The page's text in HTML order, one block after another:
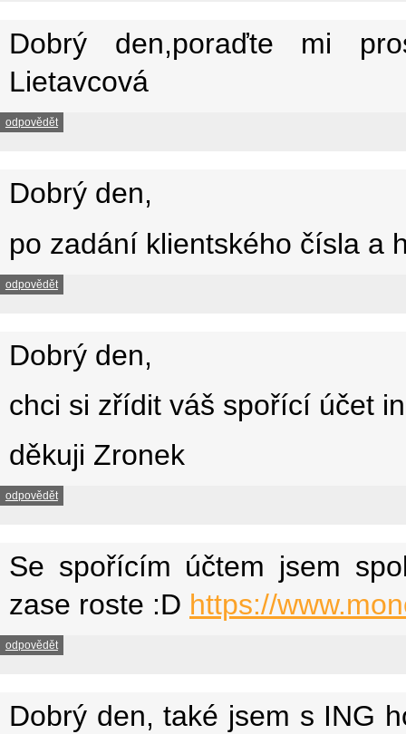
Dobrý den,poraďte mi
Lietavcová
odpovědět
Dobrý den,
po zadání klientského čísla a
odpovědět
Dobrý den,
chci si zřídit váš spořící účet
děkuji Zronek
odpovědět
Se spořícím účtem jsem
zase roste :D https://
odpovědět
Dobrý den, také jsem s ING